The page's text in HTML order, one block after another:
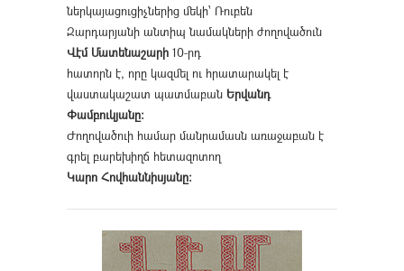
ներկայացուցիչներից մեկի՝ Ռուբեն
Զարդարյանի անտիպ նամակների ժողովածուն
Վէմ Մատենաշարի 10-րդ
հատորն է, որը կազմել ու հրատարակել է
վաստակաշատ պատմաբան Երվանդ
Փամբուկյանը։
Ժողովածուի համար մանրամասն առաջաբան է
գրել բարեխիղճ հետազոտող
Կարո Հովհաննիսյանը։